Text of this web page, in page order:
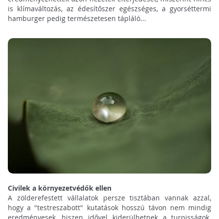
is klímaváltozás, az édesítőszer egészséges, a gyorséttermi
hamburger pedig természetesen tápláló...
Civilek a környezetvédők ellen
A zölderefestett vállalatok persze tisztában vannak azzal,
hogy a "testreszabott" kutatások hosszú távon nem mindig